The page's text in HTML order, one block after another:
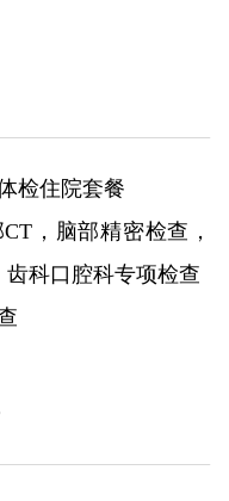
检住院套餐
，脑部精密检查，
科口腔科专项检查